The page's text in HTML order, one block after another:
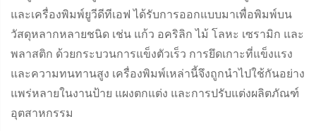
และเครื่องพิมพ์ยูวีดีทีเอฟ ได้รับการออกแบบมาเพื่อพิมพ์บน
วัสดุหลากหลายชนิด เช่น แก้ว อคริลิก ไม้ โลหะ เซรามิก และ
พลาสติก ด้วยกระบวนการแข็งตัวเร็ว การยึดเกาะที่แข็งแรง
และความทนทานสูง เครื่องพิมพ์เหล่านี้จึงถูกนำไปใช้กันอย่าง
แพร่หลายในงานป้าย แผงตกแต่ง และการปรับแต่งผลิตภัณฑ์
อุตสาหกรรม